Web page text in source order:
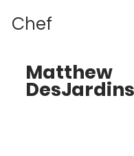
Chef
Matthew
DesJardins